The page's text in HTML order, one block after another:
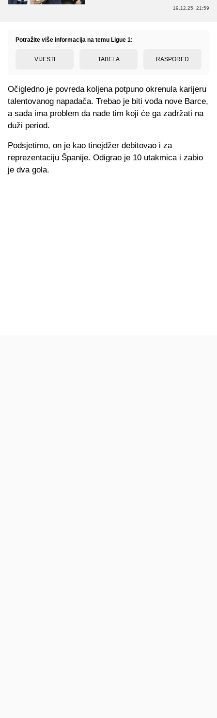
19.12.25. 21:59
Potražite više informacija na temu Ligue 1:
VIJESTI TABELA RASPORED
Očigledno je povreda koljena potpuno okrenula karijeru
talentovanog napadača. Trebao je biti vođa nove Barce,
a sada ima problem da nađe tim koji će ga zadržati na
duži period.
Podsjetimo, on je kao tinejdžer debitovao i za
reprezentaciju Španije. Odigrao je 10 utakmica i zabio
je dva gola.